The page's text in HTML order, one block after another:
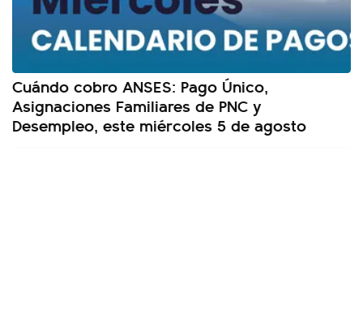
Cuándo cobro ANSES: Pago Único,
Asignaciones Familiares de PNC y
Desempleo, este miércoles 5 de agosto